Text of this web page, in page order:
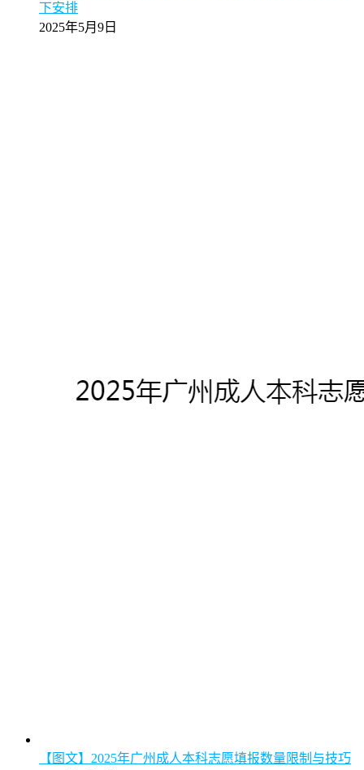
下安排
2025年5月9日
【图文】2025年广州成人本科志愿填报数量限制与技巧